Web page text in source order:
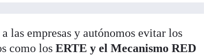
las empresas y autónomos evitar los
como losERTE y el Mecanismo RED